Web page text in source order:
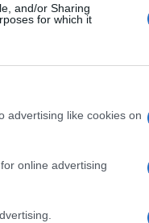
and/or Sharing
for which it
advertising like cookies on
online advertising